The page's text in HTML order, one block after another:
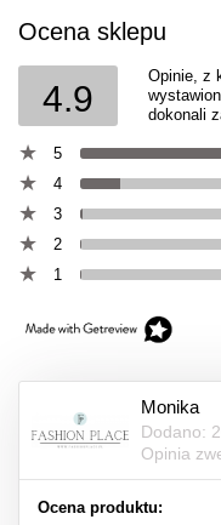
Ocena sklepu
4.9
Opinie, z
dokonali
5
4
3
2
1
Monika
Dodano:
Opinia
Ocena produktu: